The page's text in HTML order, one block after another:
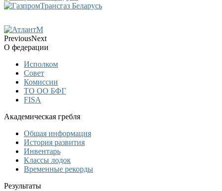
PreviousNext
О федерации
Исполком
Совет
Комиссии
ТО ОО БФГ
FISA
Академическая гребля
Общая информация
История развития
Инвентарь
Классы лодок
Временные рекорды
Результаты